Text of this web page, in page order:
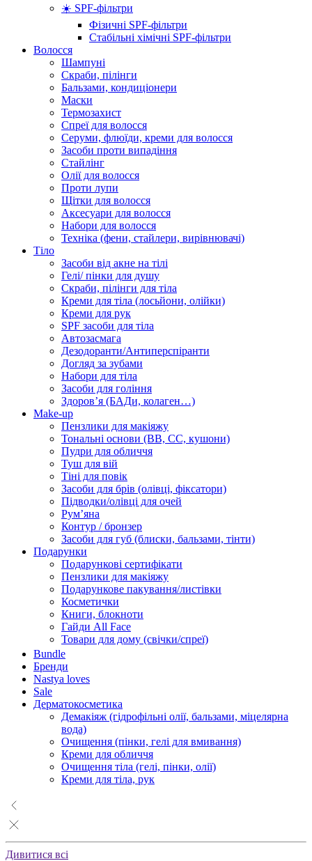
☀️ SPF-фільтри
Фізичні SPF-фільтри
Стабільні хімічні SPF-фільтри
Волосся
Шампуні
Скраби, пілінги
Бальзами, кондиціонери
Маски
Термозахист
Спреї для волосся
Серуми, флюїди, креми для волосся
Засоби проти випадіння
Стайлінг
Олії для волосся
Проти лупи
Щітки для волосся
Аксесуари для волосся
Набори для волосся
Техніка (фени, стайлери, вирівнювачі)
Тіло
Засоби від акне на тілі
Гелі/ пінки для душу
Скраби, пілінги для тіла
Креми для тіла (лосьйони, олійки)
Креми для рук
SPF засоби для тіла
Автозасмага
Дезодоранти/Антиперспіранти
Догляд за зубами
Набори для тіла
Засоби для гоління
Здоровʼя (БАДи, колаген…)
Make-up
Пензлики для макіяжу
Тональні основи (BB, CC, кушони)
Пудри для обличчя
Туш для вій
Тіні для повік
Засоби для брів (олівці, фіксатори)
Підводки/олівці для очей
Румʼяна
Контур / бронзер
Засоби для губ (блиски, бальзами, тінти)
Подарунки
Подарункові сертифікати
Пензлики для макіяжу
Подарункове пакування/листівки
Косметички
Книги, блокноти
Гайди All Face
Товари для дому (свічки/спреї)
Bundle
Бренди
Nastya loves
Sale
Дерматокосметика
Демакіяж (гідрофільні олії, бальзами, міцелярна
вода)
Очищення (пінки, гелі для вмивання)
Креми для обличчя
Очищення тіла (гелі, пінки, олії)
Креми для тіла, рук
Дивитися всі